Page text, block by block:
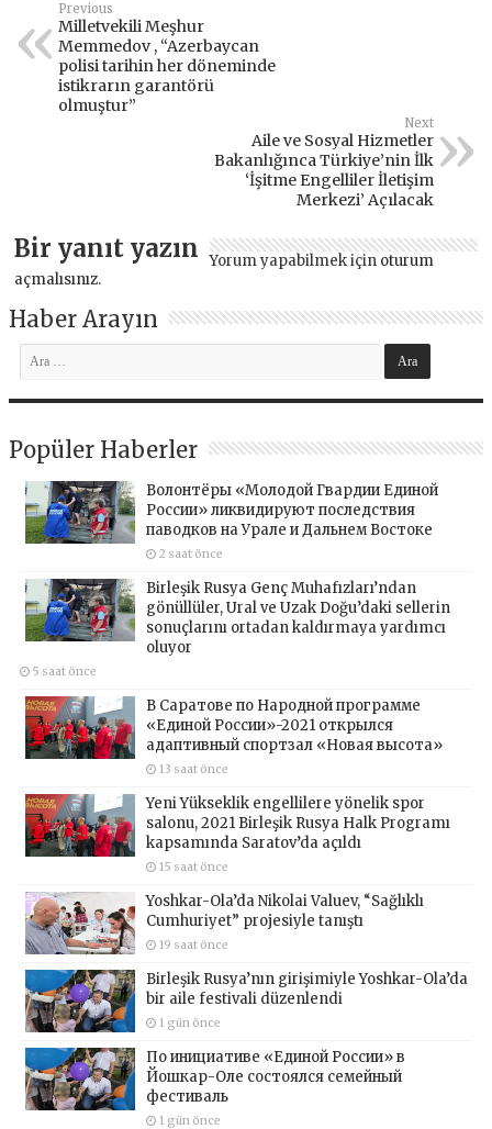
Previous
Milletvekili Meşhur
Memmedov , “Azerbaycan
polisi tarihin her döneminde
istikrarın garantörü
olmuştur”
Next
Aile ve Sosyal Hizmetler
Bakanlığınca Türkiye’nin İlk
‘İşitme Engelliler İletişim
Merkezi’ Açılacak
Bir yanıt yazın Yorum yapabilmek için oturum
açmalısınız.
Haber Arayın
Popüler Haberler
Волонтёры «Молодой Гвардии Единой
России» ликвидируют последствия
паводков на Урале и Дальнем Востоке
2 saat önce
Birleşik Rusya Genç Muhafızları’ndan
gönüllüler, Ural ve Uzak Doğu’daki sellerin
sonuçlarını ortadan kaldırmaya yardımcı
oluyor
5 saat önce
В Саратове по Народной программе
«Единой России»-2021 открылся
адаптивный спортзал «Новая высота»
13 saat önce
Yeni Yükseklik engellilere yönelik spor
salonu, 2021 Birleşik Rusya Halk Programı
kapsamında Saratov’da açıldı
15 saat önce
Yoshkar-Ola’da Nikolai Valuev, “Sağlıklı
Cumhuriyet” projesiyle tanıştı
19 saat önce
Birleşik Rusya’nın girişimiyle Yoshkar-Ola’da
bir aile festivali düzenlendi
1 gün önce
По инициативе «Единой России» в
Йошкар-Оле состоялся семейный
фестиваль
1 gün önce